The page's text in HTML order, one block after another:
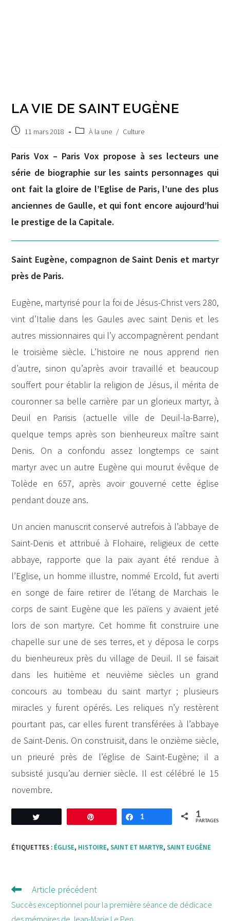
LA VIE DE SAINT EUGÈNE
Publication
11 mars 2018
PostÀ la une / Culture
Paris Vox – Paris Vox propose à ses lecteurs une
série de biographie sur les saints personnages qui
ont fait la gloire de l’Eglise de Paris, l’une des plus
anciennes de Gaulle, et qui font encore aujourd’hui
le prestige de la Capitale.
Saint Eugène, compagnon de Saint Denis et martyr
près de Paris.
Eugène, martyrisé pour la foi de Jésus-Christ vers 280,
vint d’Italie dans les Gaules avec saint Denis et les
autres missionnaires qui l’y accompagnèrent pendant
le troisième siècle. L’histoire ne nous apprend rien
d’autre, sinon qu’après avoir travaillé et beaucoup
souffert pour établir la religion de Jésus, il mérita de
couronner sa belle carrière par un glorieux martyr, à
Deuil en Parisis (actuelle ville de Deuil-la-Barre),
quelque temps après son bienheureux maître saint
Denis. On a confondu assez longtemps ce saint
martyr avec un autre Eugène qui mourut évêque de
Tolède en 657, après avoir gouverné cette église
pendant douze ans.
Un ancien manuscrit conservé autrefois à l’abbaye de
Saint-Denis et attribué à Flohaire, religieux de cette
abbaye, rapporte que la paix ayant été rendue à
l’Eglise, un homme illustre, nommé Ercold, fut averti
en songe de faire retirer de l’étang de Marchais le
corps de saint Eugène que les païens y avaient jeté
lors de son martyre. Cet homme fit construire une
chapelle sur une de ses terres, et y déposa le corps
du bienheureux près du village de Deuil. Il se faisait
dans les huitième et neuvième siècles un grand
concours au tombeau du saint martyr ; plusieurs
miracles y furent opérés. Les reliques n’y restèrent
pourtant pas, car elles furent transférées à l’abbaye
de Saint-Denis. On construisit, dans le onzième siècle,
un prieuré près de l’église de Saint-Eugène; il a
subsisté jusqu’au dernier siècle. Il est célébré le 15
novembre.
Enregistrer Partagez
1 1
PARTAGES
ÉTIQUETTES : ÉGLISE, HISTOIRE, SAINT ET MARTYR, SAINT EUGÈNE
Lire
d'autres
articles
Article précédent
Succès exceptionnel pour la première séance de dédicace